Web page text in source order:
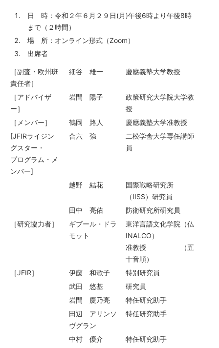
日 時：令和２年６月２９日(月)午後6時より午後8時
まで（２時間）
場 所：オンライン形式（Zoom）
出席者
［副査・欧州班
責任者］
細谷 雄一 慶應義塾大学教授
［アドバイザ
ー］
岩間 陽子
政策研究大学院大学教
授
［メンバー］
鶴岡 路人
慶應義塾大学准教授
[JFIRライジン
グスター・
プログラム・メ
ンバー]
合六 強
二松学舎大学専任講師
員
越野 結花
国際戦略研究所
（IISS）研究員
田中 亮佑
防衛研究所研究員
［研究協力者］
ギブール・ドラ
モット
東洋言語文化学院（仏
INALCO）
准教授 （五
十音順）
［JFIR］
伊藤 和歌子
特別研究員
武田 悠基
研究員
岩間 慶乃亮
特任研究助手
田辺 アリンソ
ヴグラン
特任研究助手
中村 優介
特任研究助手